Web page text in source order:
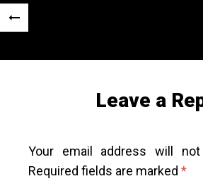
Post
Leave a
Your email address will
Required fields are marked *